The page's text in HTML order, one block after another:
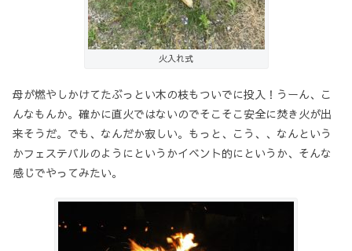
火入れ式
母が燃やしかけてたぶっとい木の枝もついでに投入！うーん、こ
んなもんか。確かに直火ではないのでそこそこ安全に焚き火が出
来そうだ。でも、なんだか寂しい。もっと、こう、、なんという
かフェステバルのようにというかイベント的にというか、そんな
感じでやってみたい。